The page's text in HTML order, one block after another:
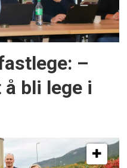
–
bli lege i